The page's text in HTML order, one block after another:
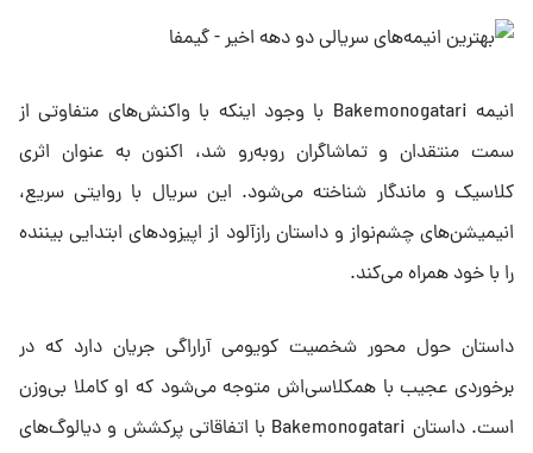
انیمه Bakemonogatari با وجود اینکه با واکنش‌های متفاوتی از
سمت منتقدان و تماشاگران روبه‌رو شد، اکنون به عنوان اثری
کلاسیک و ماندگار شناخته می‌شود. این سریال با روایتی سریع،
انیمیشن‌های چشم‌نواز و داستان رازآلود از اپیزودهای ابتدایی بیننده
را با خود همراه می‌کند.
داستان حول محور شخصیت کویومی آراراگی جریان دارد که در
برخوردی عجیب با همکلاسی‌اش متوجه می‌شود که او کاملا بی‌وزن
است. داستان Bakemonogatari با اتفاقاتی پرکشش و دیالوگ‌های